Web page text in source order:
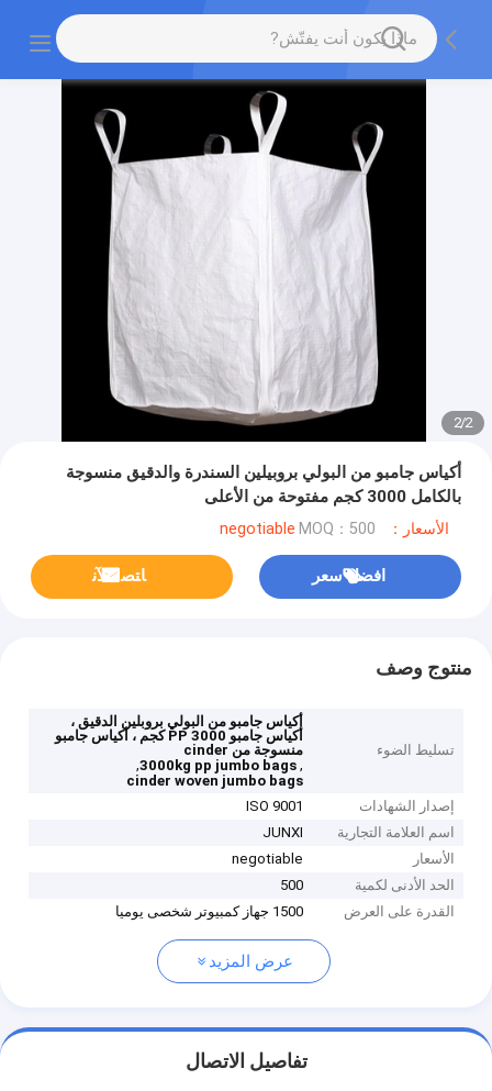
2
/
2
أكياس جامبو من البولي بروبيلين السندرة والدقيق منسوجة
بالكامل 3000 كجم مفتوحة من الأعلى
الأسعار：negotiable MOQ：500
افضل سعر ﺎﺘﺼﻟ ﺍﻶﻧ
منتوج وصف
تسليط الضوء
أكياس جامبو من البولي بروبلين الدقيق ،
أكياس جامبو PP 3000 كجم ، أكياس جامبو
منسوجة من cinder
,
3000kg pp jumbo bags
,
cinder woven jumbo bags
إصدار الشهادات
ISO 9001
اسم العلامة التجارية
JUNXI
الأسعار
negotiable
الحد الأدنى لكمية
500
القدرة على العرض
1500 جهاز كمبيوتر شخصى يوميا
عرض المزيد
تفاصيل الاتصال